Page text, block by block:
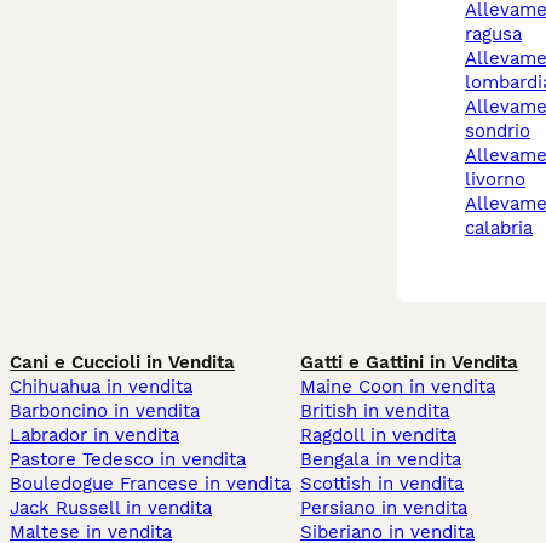
allevamento cani
ragusa
allevamento cani
allevamento cani
sondrio
allevamenti cani
livorno
allevamento cani reggio
calabria
Cani e Cuccioli in Vendita
Chihuahua in vendita
Barboncino in vendita
Labrador in vendita
Pastore Tedesco in vendita
Bouledogue Francese in vendita
Jack Russell in vendita
Maltese in vendita
Gatti e Gattini in Vendita
Maine Coon in vendita
British in vendita
Ragdoll in vendita
Bengala in vendita
Scottish in vendita
Persiano in vendita
Siberiano in vendita